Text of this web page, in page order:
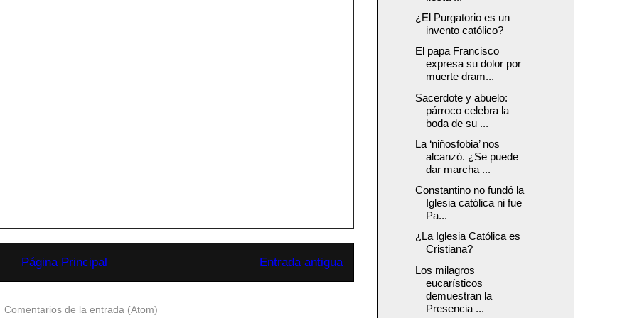
Entrada antigua
Página Principal
Comentarios de la entrada (Atom)
¿El Purgatorio es un
invento católico?
El papa Francisco
expresa su dolor por
muerte dram...
Sacerdote y abuelo:
párroco celebra la
boda de su ...
La ‘niñosfobia’ nos
alcanzó. ¿Se puede
dar marcha ...
Constantino no fundó la
Iglesia católica ni fue
Pa...
¿La Iglesia Católica es
Cristiana?
Los milagros
eucarísticos
demuestran la
Presencia ...